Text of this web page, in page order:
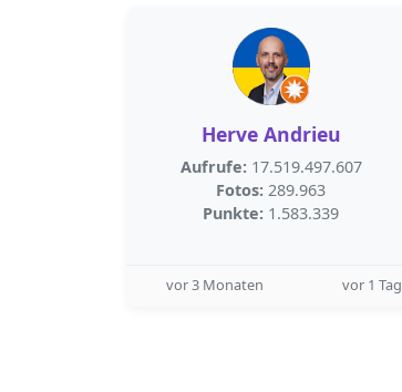
Herve Andrieu
Aufrufe: 17.519.497.607
Fotos: 289.963
Punkte: 1.583.339
vor 3 Monaten vor 1 Tag